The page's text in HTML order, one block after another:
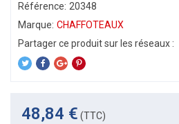
Référence: 20348
Marque: CHAFFOTEAUX
48,84 € (TTC)